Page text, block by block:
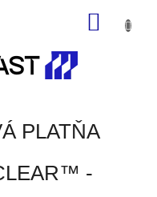
PLATŇA
-